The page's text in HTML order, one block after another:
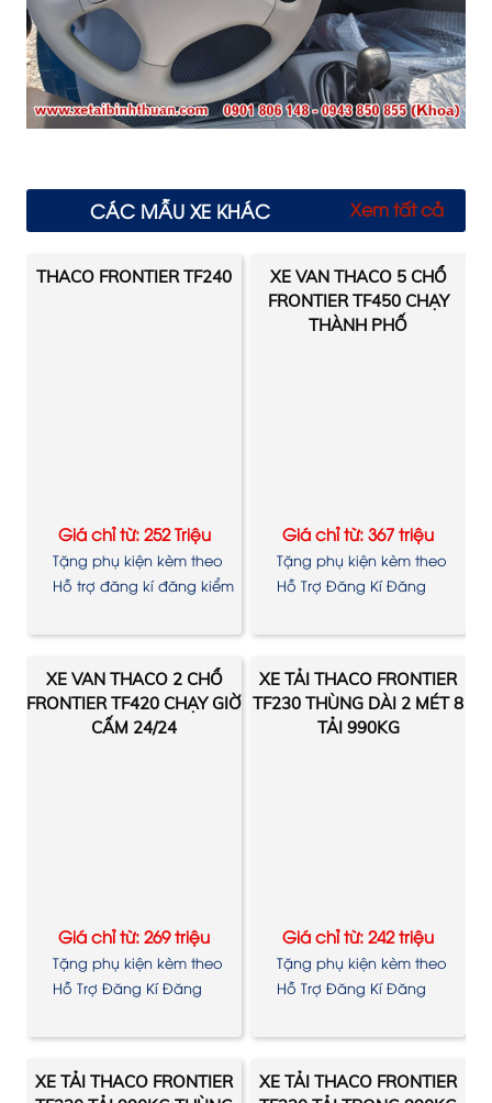
CÁC MẪU XE KHÁC Xem tất cả
THACO FRONTIER TF240
Giá chỉ từ: 252 Triệu
Tặng phụ kiện kèm theo
xe
Hỗ trợ đăng kí đăng kiểm
XE VAN THACO 5 CHỔ
FRONTIER TF450 CHẠY
THÀNH PHỐ
Giá chỉ từ: 367 triệu
Tặng phụ kiện kèm theo
xe
Hỗ Trợ Đăng Kí Đăng
XE VAN THACO 2 CHỔ
FRONTIER TF420 CHẠY GIỜ
CẤM 24/24
Giá chỉ từ: 269 triệu
Tặng phụ kiện kèm theo
xe
Hỗ Trợ Đăng Kí Đăng
XE TẢI THACO FRONTIER
TF230 THÙNG DÀI 2 MÉT 8
TẢI 990KG
Giá chỉ từ: 242 triệu
Tặng phụ kiện kèm theo
xe
Hỗ Trợ Đăng Kí Đăng
XE TẢI THACO FRONTIER
XE TẢI THACO FRONTIER